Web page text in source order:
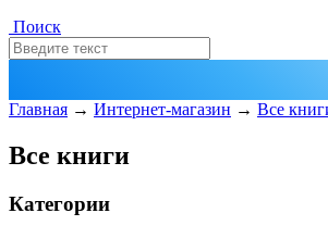
Поиск
Главная → Интернет-магазин → Все
Все книги
Категории